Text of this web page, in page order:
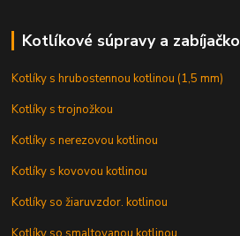
Kotlíkové súpravy a
Kotlíky s hrubostennou kotlinou (1,5 mm)
Kotlíky s trojnožkou
Kotlíky s nerezovou kotlinou
Kotlíky s kovovou kotlinou
Kotlíky so žiaruvzdor. kotlinou